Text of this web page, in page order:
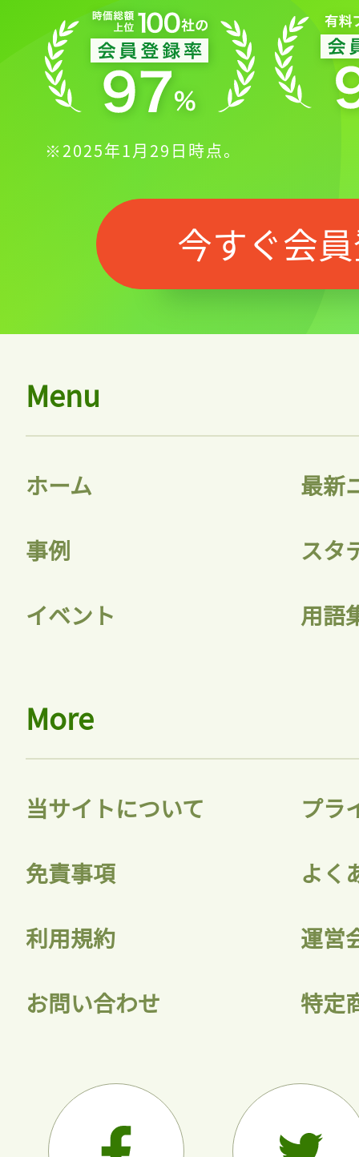
※2025年1月29日時点。
今すぐ会
Menu
ホーム 最新
事例 スタ
イベント 用語
More
当サイトについて プラ
免責事項 よく
利用規約 運営
お問い合わせ 特定